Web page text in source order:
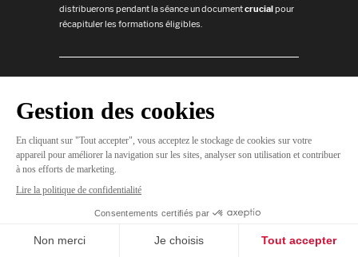
JE
M'INSCRIS
distribuerons pendant la séance un documentcrucialpour
récapituler les formations éligibles.